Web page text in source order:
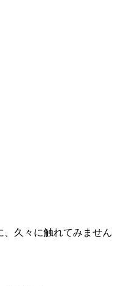
、久々に触れてみません